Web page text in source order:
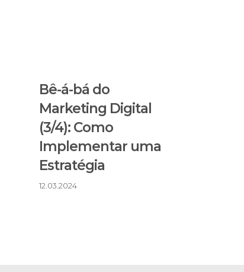
Bê-á-bá do
Marketing Digital
(3/4): Como
Implementar uma
Estratégia
12.03.2024